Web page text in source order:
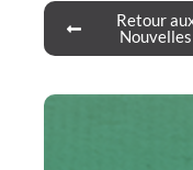
Retour
Nouvelles